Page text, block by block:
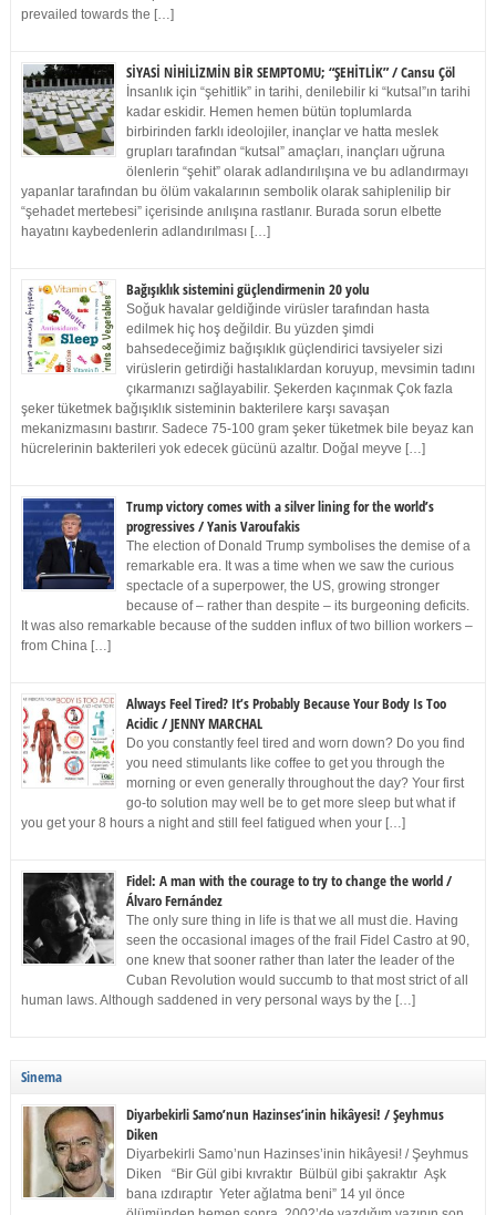
prevailed towards the […]
SİYASİ NİHİLİZMİN BİR SEMPTOMU; “ŞEHİTLİK” / Cansu Çöl
İnsanlık için “şehitlik” in tarihi, denilebilir ki “kutsal”ın tarihi
kadar eskidir. Hemen hemen bütün toplumlarda
birbirinden farklı ideolojiler, inançlar ve hatta meslek
grupları tarafından “kutsal” amaçları, inançları uğruna
ölenlerin “şehit” olarak adlandırılışına ve bu adlandırmayı
yapanlar tarafından bu ölüm vakalarının sembolik olarak sahiplenilip bir
“şehadet mertebesi” içerisinde anılışına rastlanır. Burada sorun elbette
hayatını kaybedenlerin adlandırılması […]
Bağışıklık sistemini güçlendirmenin 20 yolu
Soğuk havalar geldiğinde virüsler tarafından hasta
edilmek hiç hoş değildir. Bu yüzden şimdi
bahsedeceğimiz bağışıklık güçlendirici tavsiyeler sizi
virüslerin getirdiği hastalıklardan koruyup, mevsimin tadını
çıkarmanızı sağlayabilir. Şekerden kaçınmak Çok fazla
şeker tüketmek bağışıklık sisteminin bakterilere karşı savaşan
mekanizmasını bastırır. Sadece 75-100 gram şeker tüketmek bile beyaz kan
hücrelerinin bakterileri yok edecek gücünü azaltır. Doğal meyve […]
Trump victory comes with a silver lining for the world’s
progressives / Yanis Varoufakis
The election of Donald Trump symbolises the demise of a
remarkable era. It was a time when we saw the curious
spectacle of a superpower, the US, growing stronger
because of – rather than despite – its burgeoning deficits.
It was also remarkable because of the sudden influx of two billion workers –
from China […]
Always Feel Tired? It’s Probably Because Your Body Is Too
Acidic / JENNY MARCHAL
Do you constantly feel tired and worn down? Do you find
you need stimulants like coffee to get you through the
morning or even generally throughout the day? Your first
go-to solution may well be to get more sleep but what if
you get your 8 hours a night and still feel fatigued when your […]
Fidel: A man with the courage to try to change the world /
Álvaro Fernández
The only sure thing in life is that we all must die. Having
seen the occasional images of the frail Fidel Castro at 90,
one knew that sooner rather than later the leader of the
Cuban Revolution would succumb to that most strict of all
human laws. Although saddened in very personal ways by the […]
Sinema
Diyarbekirli Samo’nun Hazinses’inin hikâyesi! / Şeyhmus
Diken
Diyarbekirli Samo’nun Hazinses’inin hikâyesi! / Şeyhmus
Diken “Bir Gül gibi kıvraktır Bülbül gibi şakraktır Aşk
bana ızdıraptır Yeter ağlatma beni” 14 yıl önce